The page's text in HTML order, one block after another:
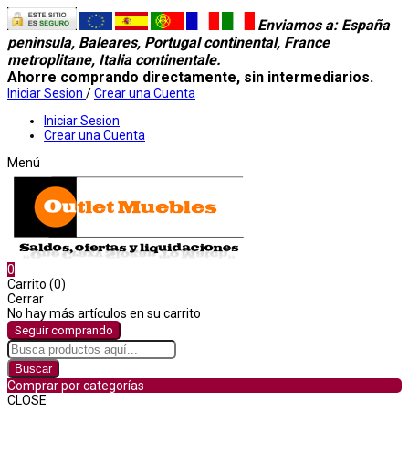
Enviamos a: España
peninsula, Baleares, Portugal continental, France
metroplitane, Italia continentale.
Ahorre comprando directamente, sin intermediarios.
Iniciar Sesion /Crear una Cuenta
Iniciar Sesion
Crear una Cuenta
Menú
0
Carrito (0)
Cerrar
No hay más artículos en su carrito
Seguir comprando
Buscar
Comprar por categorías
CLOSE